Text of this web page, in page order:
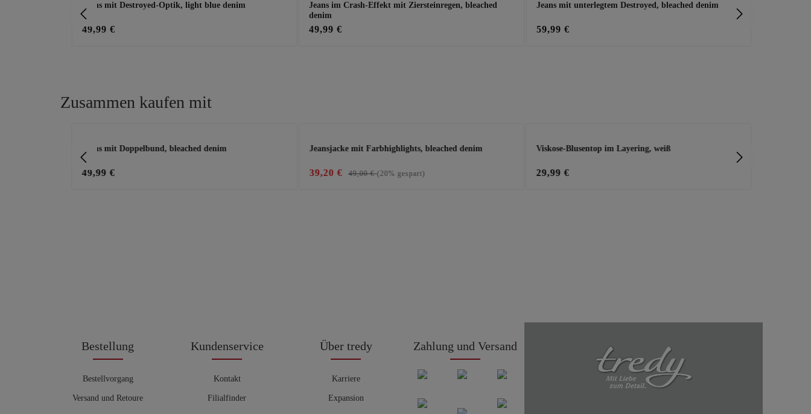
Jeans mit Destroyed-Optik, light blue denim
49,99 €
Jeans im Crash-Effekt mit Ziersteinregen, bleached
denim
49,99 €
Jeans mit unterlegtem Destroyed, bleached denim
59,99 €
Zusammen kaufen mit
Jeans mit Doppelbund, bleached denim
49,99 €
Jeansjacke mit Farbhighlights, bleached denim
39,20 € 49,00 €(20% gespart)
Viskose-Blusentop im Layering, weiß
29,99 €
Bestellung
Bestellvorgang
Versand und Retoure
Kundenservice
Kontakt
Filialfinder
Über tredy
Karriere
Expansion
Zahlung und Versand